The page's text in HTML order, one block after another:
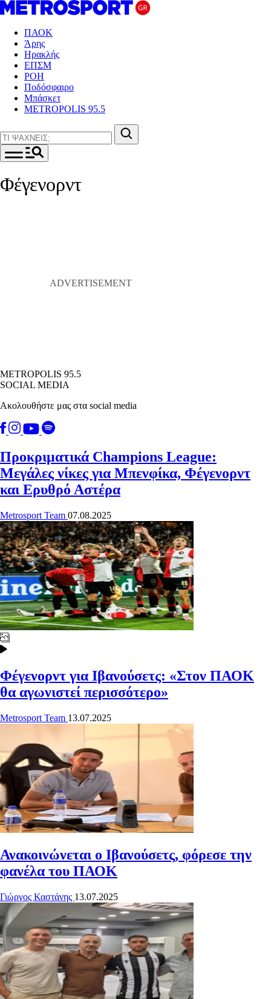
ΠΑΟΚ
Άρης
Ηρακλής
ΕΠΣΜ
ΡΟΗ
Ποδόσφαιρο
Μπάσκετ
METROPOLIS 95.5
Φέγενορντ
METROPOLIS 95.5
SOCIAL MEDIA
Ακολουθήστε μας στα social media
Προκριματικά Champions League:
Μεγάλες νίκες για Μπενφίκα, Φέγενορντ
και Ερυθρό Αστέρα
Metrosport Team 07.08.2025
Φέγενορντ για Ιβανούσετς: «Στον ΠΑΟΚ
θα αγωνιστεί περισσότερο»
Metrosport Team 13.07.2025
Ανακοινώνεται ο Ιβανούσετς, φόρεσε την
φανέλα του ΠΑΟΚ
Γιώργος Καστάνης 13.07.2025